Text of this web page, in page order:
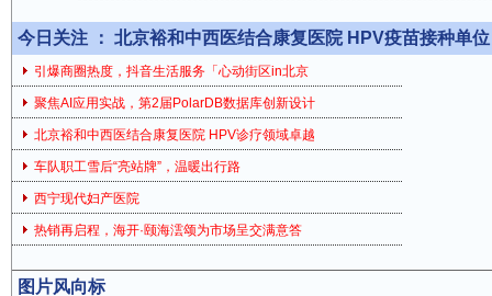
今日关注 ： 北京裕和中西医结合康复医院 HPV疫苗接种单位
引爆商圈热度，抖音生活服务「心动街区in北京
聚焦AI应用实战，第2届PolarDB数据库创新设计
北京裕和中西医结合康复医院 HPV诊疗领域卓越
车队职工雪后“亮站牌”，温暖出行路
西宁现代妇产医院
热销再启程，海开·颐海澐颂为市场呈交满意答
图片风向标